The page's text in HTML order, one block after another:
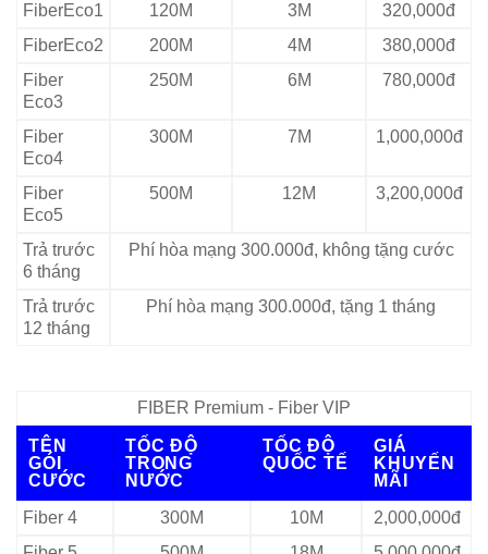
FiberEco1
120M 3M
320,000đ
FiberEco2
200M 4M
380,000đ
Fiber
Eco3
250M 6M 780,000đ
Fiber
Eco4
300M 7M 1,000,000đ
Fiber
Eco5
500M 12M 3,200,000đ
Trả trước
6 tháng
Phí hòa mạng 300.000đ, không tặng cước
Trả trước
12 tháng
Phí hòa mạng 300.000đ, tặng 1 tháng
FIBER Premium - Fiber VIP
TÊN
GÓI
CƯỚC
TỐC ĐỘ
TRONG
NƯỚC
TỐC ĐỘ
QUỐC TẾ
GIÁ
KHUYẾN
MÃI
Fiber 4
300M 10M
2,000,000đ